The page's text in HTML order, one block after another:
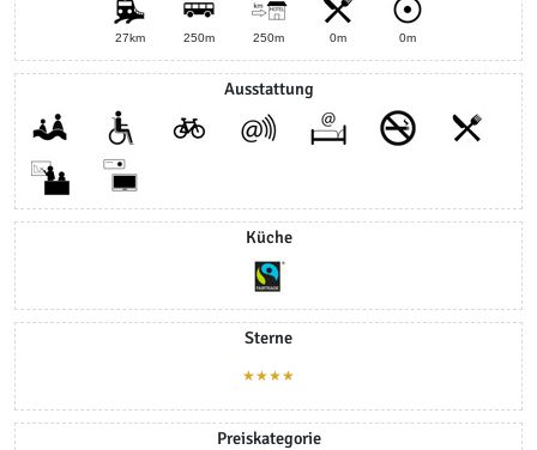
27km 250m 250m 0m 0m
Ausstattung
Küche
Sterne
★★★★
Preiskategorie